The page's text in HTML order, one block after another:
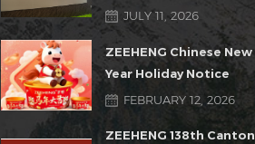
JULY 11, 2026
ZEEHENG Chinese New
Year Holiday Notice
FEBRUARY 12, 2026
ZEEHENG 138th Canton